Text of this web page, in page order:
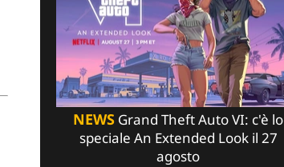
NEWS Grand Theft Auto VI: c'è lo
speciale An Extended Look il 27
agosto